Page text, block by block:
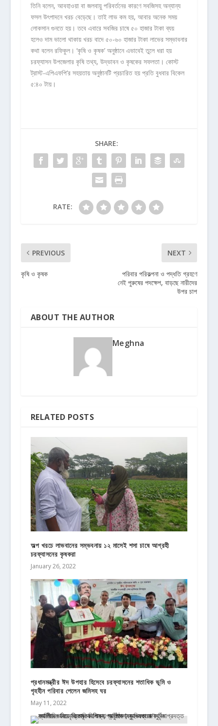
তিনি বলেন, আবহাওয়া বা জলবায়ু পরিবর্তনের কারণে সবজিসহ অন্যান্য
ফসল উৎপাদনে খরচ বেড়েছে। তাই লাভ কম হয়, আবার অনেক সময়
লোকসান গুনতে হয়। তবে এবারে সবজির চাষে ৫০ হাজার টাকা ব্যয়
হলেও দাম ভালো থাকায় খরচ বাদে ৫০-৬০ হাজার টাকা লাভের সম্ভাবনার
কথা বলেন রফিকুল। ‘কৃষি ও কৃষক’ অনুষ্ঠানে এভাবেই তুলে ধরা হয়
চরফ্যাসন উপজেলার কৃষি তথ্য, উদ্ভাবন ও কৃষকের সফলতা। কোস্ট
ট্রাস্ট-এপিএফপি’র সহয়তায় অনুষ্ঠানটি প্রচারিত হয় প্রতি বুধবার বিকেল
৫:৪০ টায়।
SHARE:
RATE:
PREVIOUS
কৃষি ও কৃষক
NEXT
পরিবার পরিকল্পনা ও পদ্ধতি গ্রহণে
নেই পুরুষের পদক্ষেপ, বাড়ছে নারীদের
উপর চাপ
ABOUT THE AUTHOR
Meghna
RELATED POSTS
অল্প খরচে লাভবানের সম্ভবনায় ১২ মাসেই শসা চাষে আগ্রহী
চরফ্যাসনের কৃষকরা
January 26, 2022
প্রধানমন্ত্রীর ঈদ উপহার হিসেবে চরফ্যাসনের শতাধিক ভূমি ও
গৃহহীন পরিবার পেলেন জমিসহ ঘর
May 11, 2022